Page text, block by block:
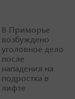
В Приморье
возбуждено
уголовное дело
после
нападения на
подростка в
лифте